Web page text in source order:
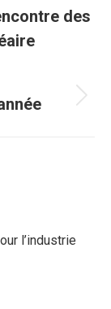
des
l’industrie